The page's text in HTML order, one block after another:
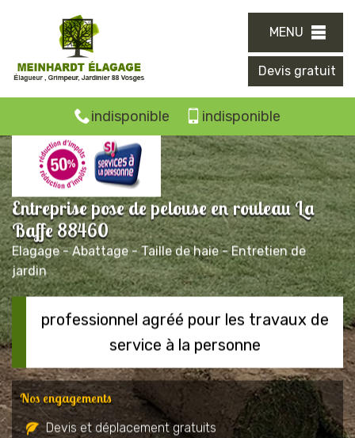
MENU
Devis gratuit
indisponible indisponible
Entreprise pose de pelouse en rouleau La
Baffe 88460
Elagage - Abattage - Taille de haie - Entretien de
jardin
professionnel agréé pour les travaux de
service à la personne
Nos engagements
Devis et déplacement gratuits